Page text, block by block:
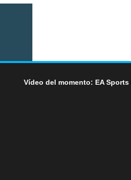
Vídeo del momento: EA